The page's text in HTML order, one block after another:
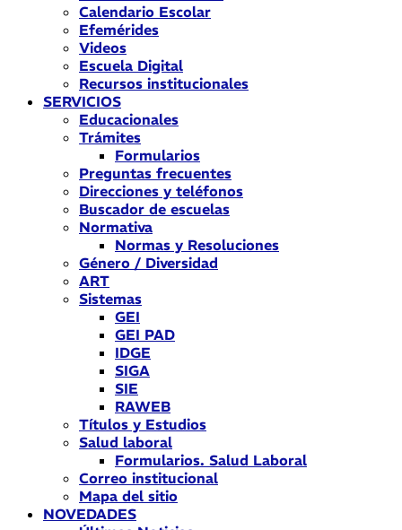
Calendario Escolar
Efemérides
Videos
Escuela Digital
Recursos institucionales
SERVICIOS
Educacionales
Trámites
Formularios
Preguntas frecuentes
Direcciones y teléfonos
Buscador de escuelas
Normativa
Normas y Resoluciones
Género / Diversidad
ART
Sistemas
GEI
GEI PAD
IDGE
SIGA
SIE
RAWEB
Títulos y Estudios
Salud laboral
Formularios. Salud Laboral
Correo institucional
Mapa del sitio
NOVEDADES